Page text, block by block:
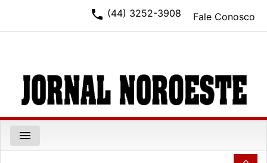
Fale Conosco
phone (44) 3252-3908
menu